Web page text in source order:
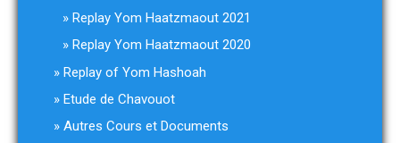
Replay Yom Haatzmaout 2021
Replay Yom Haatzmaout 2020
Replay of Yom Hashoah
Etude de Chavouot
Autres Cours et Documents